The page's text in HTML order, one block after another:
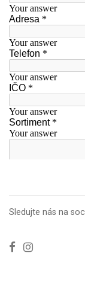
Sledujte nás na